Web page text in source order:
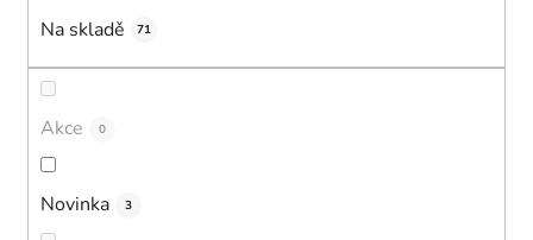
Na skladě 71
Akce 0
Novinka 3